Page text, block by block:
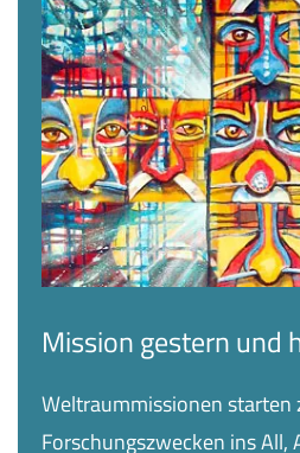
Mission gestern und
Weltraummissionen starten
Forschungszwecken ins All,